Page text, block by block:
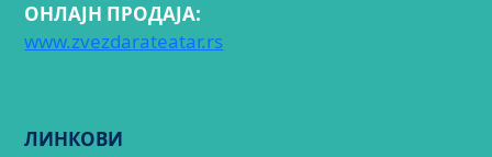
ОНЛАЈН ПРОДАЈА:
www.zvezdarateatar.rs
ЛИНКОВИ